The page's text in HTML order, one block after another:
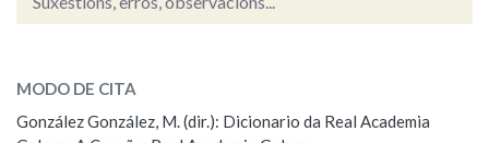
ESCOLLE UNHA OPCIÓN:
MODO DE CITA
González González, M. (dir.): Dicionario da Real Academia